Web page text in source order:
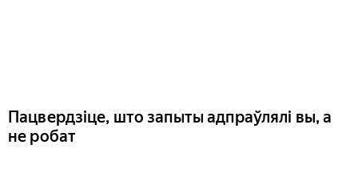
Пацвердзіце, што запыты адпраўлялі вы, а
не робат